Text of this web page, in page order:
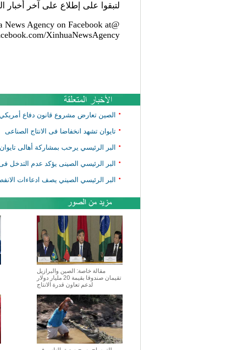
لتبقوا على إطلاع على آخر أخبار
Agency on Facebook at
XinhuaNewsAgency
• الصين تعارض مشروع قانون دفاع
• تايوان تشهد انخفاضا فى الانتاج الصناعى
• البر الرئيسي يرحب بمشاركة أهالى
• البر الرئيسي الصينى يؤكد عدم التدخل فى
• البر الرئيسي الصيني يصف ادعاءات
مقالة خاصة: الصين والبرازيل
تقيمان صندوقا بقيمة 20 مليار دولار
لدعم تعاون قدرة الانتاج